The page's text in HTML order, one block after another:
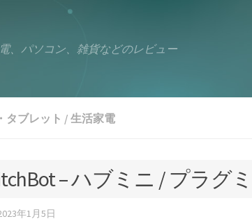
、パソコン、雑貨などのレビュー
タブレット / 生活家電
– ハブミニ / プラグ
年1月5日